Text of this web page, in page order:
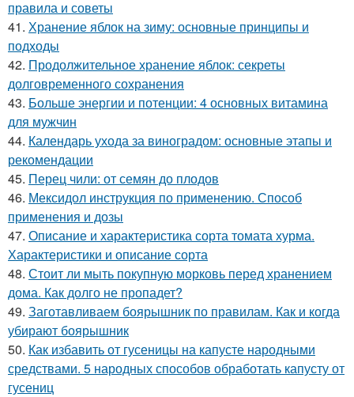
правила и советы
41. Хранение яблок на зиму: основные принципы и
подходы
42. Продолжительное хранение яблок: секреты
долговременного сохранения
43. Больше энергии и потенции: 4 основных витамина
для мужчин
44. Календарь ухода за виноградом: основные этапы и
рекомендации
45. Перец чили: от семян до плодов
46. Мексидол инструкция по применению. Способ
применения и дозы
47. Описание и характеристика сорта томата хурма.
Характеристики и описание сорта
48. Стоит ли мыть покупную морковь перед хранением
дома. Как долго не пропадет?
49. Заготавливаем боярышник по правилам. Как и когда
убирают боярышник
50. Как избавить от гусеницы на капусте народными
средствами. 5 народных способов обработать капусту от
гусениц